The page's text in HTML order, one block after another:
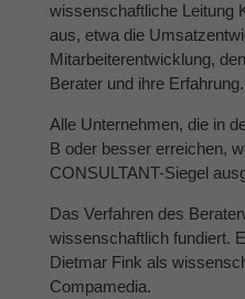
wissenschaftliche Leitung
aus, etwa die
Mitarbeiterentwicklung,
Berater und ihre Erfahrung.
Alle Unternehmen, die in
B oder besser erreichen,
CONSULTANT-Siegel
Das Verfahren des
wissenschaftlich fundiert.
Dietmar Fink als
Compamedia.